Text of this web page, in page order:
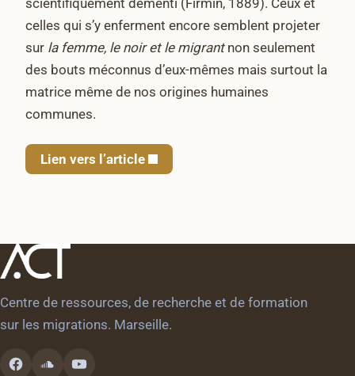
scientifiquement démenti (Firmin, 1889). Ceux et
celles qui s’y enferment encore semblent projeter
sur la femme, le noir et le migrantnon seulement
des bouts méconnus d’eux-mêmes mais surtout la
matrice même de nos origines humaines
communes.
Lien vers l’article
Centre de ressources, de recherche et de formation
sur les migrations. Marseille.